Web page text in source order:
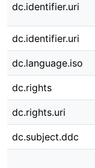
dc.identifier.uri
dc.identifier.uri
dc.language.iso
dc.rights
dc.rights.uri
dc.subject.ddc